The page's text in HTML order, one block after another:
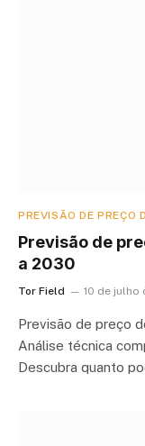
PREVISÃO DE PREÇO
Previsão de
a 2030
Tor Field 10 de julho
Previsão de preço
Análise técnica
Descubra quanto